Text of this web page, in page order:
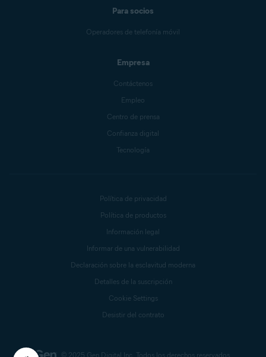
Para socios
Operadores de telefonía móvil
Empresa
Contáctenos
Empleo
Centro de prensa
Confianza digital
Tecnología
© 2025 Gen Digital Inc. Todos los derechos reservados.
Política de privacidad
Política de productos
Información legal
Informar de una vulnerabilidad
Declaración sobre la esclavitud moderna
Detalles de la suscripción
Cookie Settings
Desistir del contrato